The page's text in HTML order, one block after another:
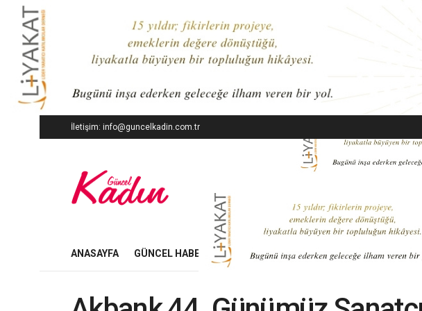
İletişim: info@guncelkadin.com.tr
ANASAYFA GÜNCEL HABERLER İŞ DÜNYASI EKONOMI MODA